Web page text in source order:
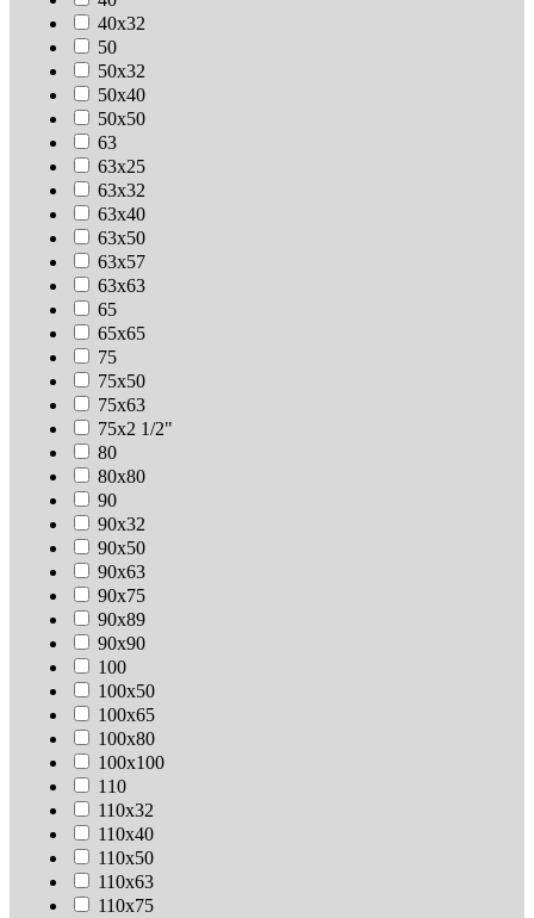
40х32
50
50х32
50х40
50х50
63
63х25
63х32
63х40
63х50
63х57
63х63
65
65х65
75
75х50
75х63
75х2 1/2"
80
80х80
90
90х32
90х50
90х63
90х75
90х89
90х90
100
100х50
100х65
100х80
100х100
110
110х32
110х40
110х50
110х63
110х75